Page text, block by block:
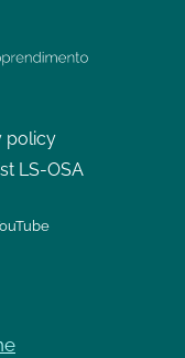
policy
LS-OSA